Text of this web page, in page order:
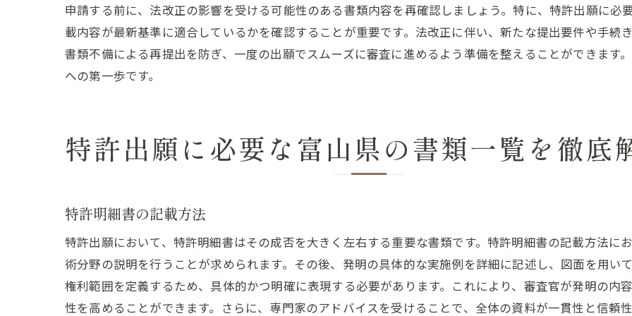
地域資源を活かした特許活用戦略
特許出願プロセスを成功に導く地元の知恵
特許庁との関係構築の重要性
地元企業との協力体制の構築
特許出願までのロードマップ
富山県での特許取得成功事例紹介
実践的な特許取得のステップ
申請する前に、法改正の影響を受ける可能性のある書類内容を再確認しましょう。特に、特許出願に必
載内容が最新基準に適合しているかを確認することが重要です。法改正に伴い、新たな提出要件や手続
書類不備による再提出を防ぎ、一度の出願でスムーズに審査に進めるよう準備を整えることができます
への第一歩です。
特許出願に必要な富山県の書類一覧を徹底
特許明細書の記載方法
特許出願において、特許明細書はその成否を大きく左右する重要な書類です。特許明細書の記載方法に
術分野の説明を行うことが求められます。その後、発明の具体的な実施例を詳細に記述し、図面を用い
権利範囲を定義するため、具体的かつ明確に表現する必要があります。これにより、審査官が発明の内
性を高めることができます。さらに、専門家のアドバイスを受けることで、全体の資料が一貫性と信頼